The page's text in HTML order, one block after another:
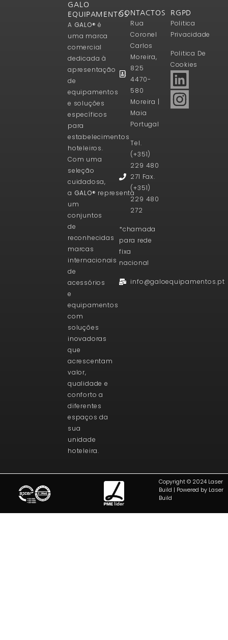
GALO
EQUIPAMENTOS
A GALO® é
uma marca
comercial
dedicada à
apresentação
de
equipamentos
e soluções
específicos
para
estabelecimentos
hoteleiros.
Com uma
seleção
cuidadosa,
a GALO® representa
um
conjuntos
de
reconhecidas
marcas
internacionais
de
acessórios
e
equipamentos
com
soluções
inovadoras
que
acrescentam
valor,
qualidade e
conforto a
diferentes
espaços da
sua
unidade
hoteleira.
CONTACTOS
Rua
Coronel
Carlos
Moreira,
825
4470-
580
Moreira |
Maia
Portugal
Tel.
(+351)
229 480
271 Fax.
(+351)
229 480
272
*chamada
para rede
fixa
nacional
info@galoequipamentos.pt
RGPD
Politica
Privacidade
Politica De
Cookies
Copyright © 2024 Laser
Build | Powered by Laser
Build